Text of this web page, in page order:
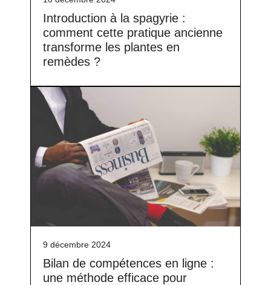
Introduction à la spagyrie :
comment cette pratique ancienne
transforme les plantes en
remèdes ?
9 décembre 2024
Bilan de compétences en ligne :
une méthode efficace pour